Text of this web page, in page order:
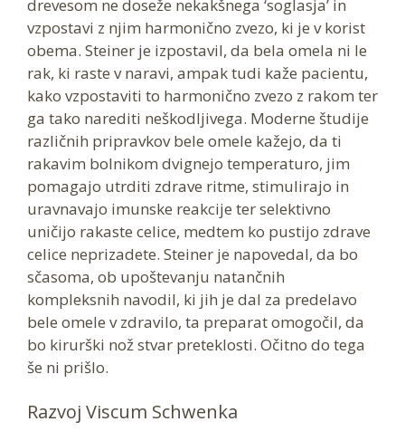
drevesom ne doseže nekakšnega ‘soglasja’ in
vzpostavi z njim harmonično zvezo, ki je v korist
obema. Steiner je izpostavil, da bela omela ni le
rak, ki raste v naravi, ampak tudi kaže pacientu,
kako vzpostaviti to harmonično zvezo z rakom ter
ga tako narediti neškodljivega. Moderne študije
različnih pripravkov bele omele kažejo, da ti
rakavim bolnikom dvignejo temperaturo, jim
pomagajo utrditi zdrave ritme, stimulirajo in
uravnavajo imunske reakcije ter selektivno
uničijo rakaste celice, medtem ko pustijo zdrave
celice neprizadete. Steiner je napovedal, da bo
sčasoma, ob upoštevanju natančnih
kompleksnih navodil, ki jih je dal za predelavo
bele omele v zdravilo, ta preparat omogočil, da
bo kirurški nož stvar preteklosti. Očitno do tega
še ni prišlo.
Razvoj Viscum Schwenka